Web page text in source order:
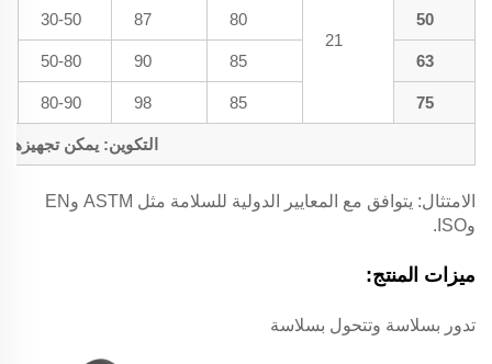
50
80
87
30-50
63
85
90
50-80
75
85
98
80-90
التكوين: يمكن
الامتثال: يتوافق مع المعايير الدولية للسلامة مثل ASTM وEN
وISO.
ميزات المنتج:
تدور بسلاسة وتتحول بسلاسة